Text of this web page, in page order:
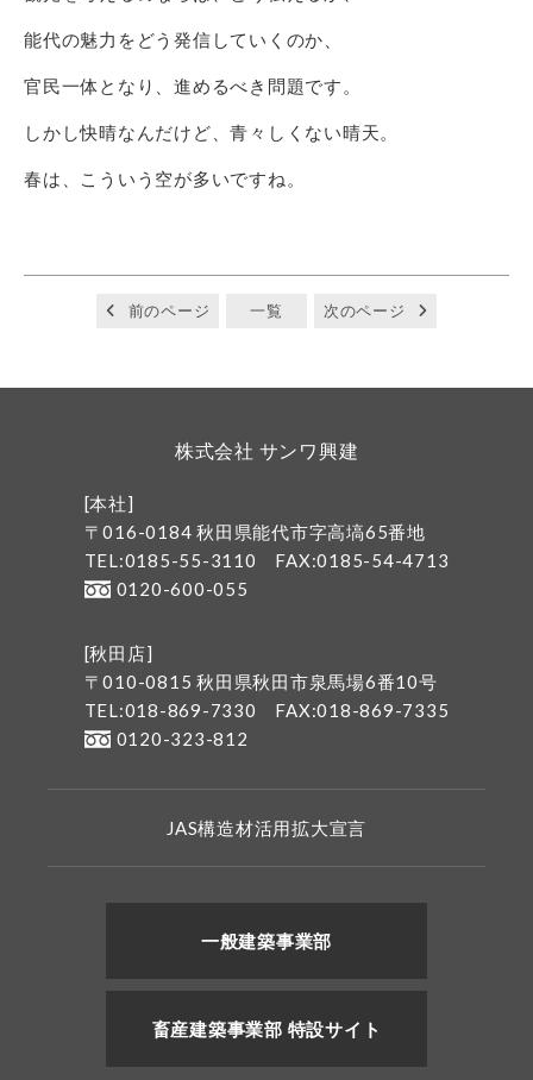
能代の魅力をどう発信していくのか、
官民一体となり、進めるべき問題です。
しかし快晴なんだけど、青々しくない晴天。
春は、こういう空が多いですね。
前のページ 一覧 次のページ
株式会社 サンワ興建
[本社]
〒016-0184 秋田県能代市字高塙65番地
TEL:0185-55-3110
FAX:0185-54-4713
0120-600-055
[秋田店]
〒010-0815 秋田県秋田市泉馬場6番10号
TEL:018-869-7330
FAX:018-869-7335
0120-323-812
JAS構造材活用拡大宣言
一般建築事業部
畜産建築事業部 特設サイト